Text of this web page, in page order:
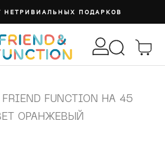
СУМКА ИЗИ
FUNCTION НА 45
ОРАНЖЕВЫЙ